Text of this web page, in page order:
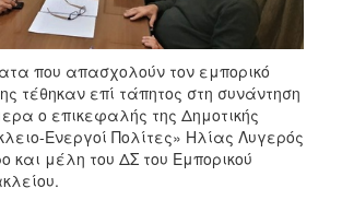
που απασχολούν τον εμπορικό
τέθηκαν επί τάπητος στη συνάντηση
ο επικεφαλής της Δημοτικής
Ενεργοί Πολίτες» Ηλίας Λυγερός
και μέλη του ΔΣ του Εμπορικού